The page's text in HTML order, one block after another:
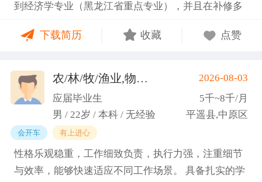
到经济学专业（黑龙江省重点专业），并且在补修多
学；研一刚入学就跟随导师参加多个项目书撰写，其
基金项目以及国家重大课题项目申报书的撰写。
（2）沟通能力强，2023年9月-2024年6月在研究生管
理办公室担任助管，主要负责硕士、博士研究生开
题、预答辩和正式答辩答辩秘书工作，同时负责研究
生入学复试相关工作，研究生日常事务管理工作，与
老师和同学多方沟通协调；2025年4月-2025年7月在
图书馆信息处担任助管，主要负责毕业生论文查重、
下载简历 收藏 点赞
农/林/牧/渔业,物业管理,环保,物流/仓储,人事/行政/后勤
2026-08-03
应届毕业生
5千~8千/月
男 / 22岁 / 本科 / 无经验
平遥县,中原区
会开车 有上进心
性格乐观稳重，工作细致负责，执行力强，注重细节
与效率，能够快速适应不同工作场景。 具备扎实的学